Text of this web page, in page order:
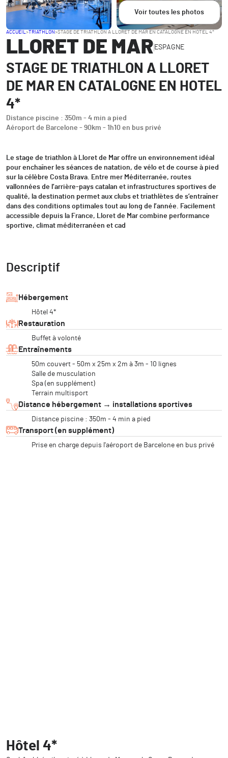
Voir toutes les photos
ACCUEIL>TRIATHLON>STAGE DE TRIATHLON A LLORET DE MAR EN CATALOGNE EN HOTEL 4*
LLORET DE MAR ESPAGNE
STAGE DE TRIATHLON A LLORET
DE MAR EN CATALOGNE EN HOTEL
4*
Distance piscine : 350m - 4 min a pied
Aéroport de Barcelone - 90km - 1h10 en bus privé
Le stage de triathlon à Lloret de Mar offre un environnement idéal
pour enchaîner les séances de natation, de vélo et de course à pied
sur la célèbre Costa Brava. Entre mer Méditerranée, routes
vallonnées de l’arrière-pays catalan et infrastructures sportives de
qualité, la destination permet aux clubs et triathlètes de s’entraîner
dans des conditions optimales tout au long de l’année. Facilement
accessible depuis la France, Lloret de Mar combine performance
sportive, climat méditerranéen et cad
Descriptif
Hébergement
Hôtel 4*
Restauration
Buffet à volonté
Entraînements
50m couvert - 50m x 25m x 2m à 3m - 10 lignes
Salle de musculation
Spa (en supplément)
Terrain multisport
Distance hébergement → installations sportives
Distance piscine : 350m - 4 min a pied
Transport (en supplément)
Prise en charge depuis l'aéroport de Barcelone en bus privé
Hôtel 4*